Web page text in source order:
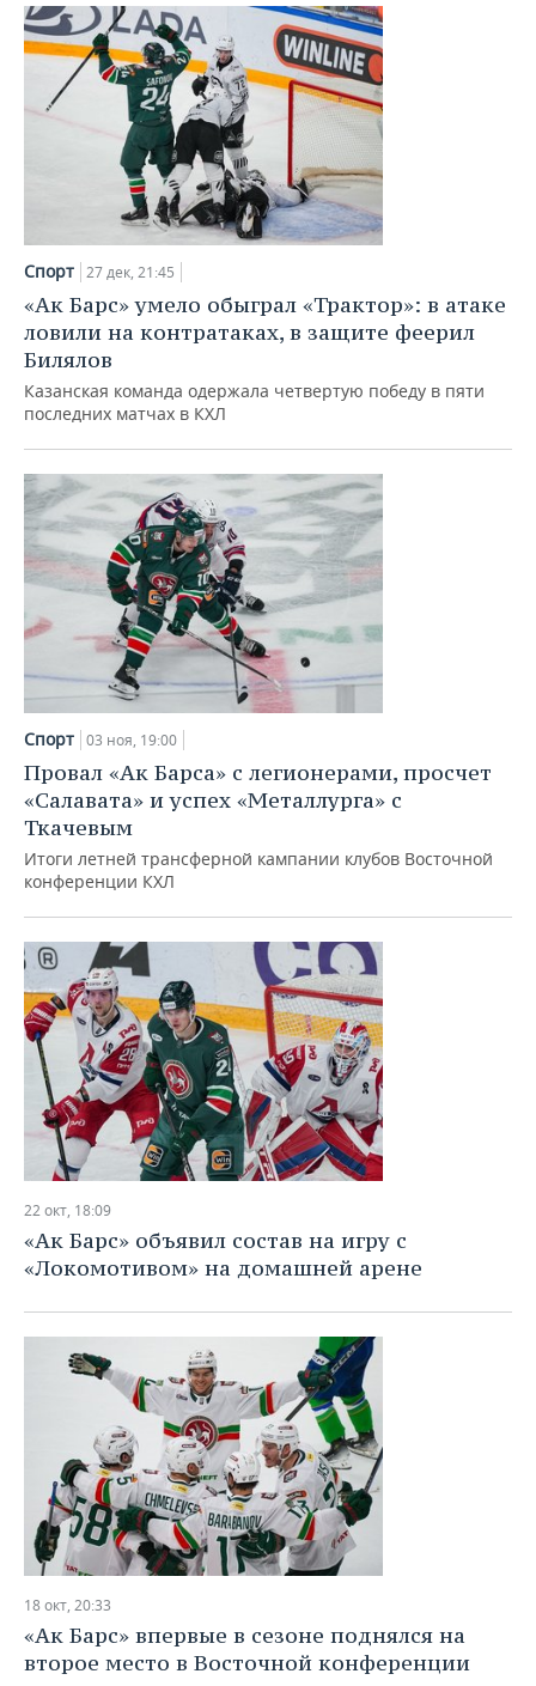
Спорт 27 дек, 21:45
«Ак Барс» умело обыграл «Трактор»: в атаке
ловили на контратаках, в защите феерил
Билялов
Казанская команда одержала четвертую победу в пяти
последних матчах в КХЛ
Спорт 03 ноя, 19:00
Провал «Ак Барса» с легионерами, просчет
«Салавата» и успех «Металлурга» с
Ткачевым
Итоги летней трансферной кампании клубов Восточной
конференции КХЛ
22 окт, 18:09
«Ак Барс» объявил состав на игру с
«Локомотивом» на домашней арене
18 окт, 20:33
«Ак Барс» впервые в сезоне поднялся на
второе место в Восточной конференции